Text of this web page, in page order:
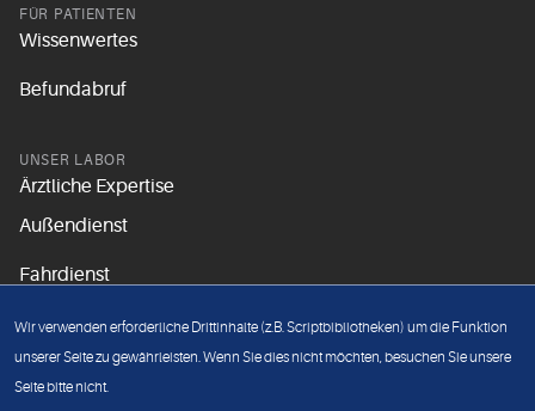
FÜR PATIENTEN
Wissenwertes
Befundabruf
UNSER LABOR
Ärztliche Expertise
Außendienst
Fahrdienst
Unsere Grundsätze
Wir verwenden erforderliche Drittinhalte (z.B. Scriptbibliotheken) um die Funktion
unserer Seite zu gewährleisten. Wenn Sie dies nicht möchten, besuchen Sie unsere
Seite bitte nicht.